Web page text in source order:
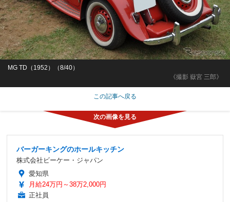
《撮影 嶽宮 三郎》
MG TD（1952）（8/40）
この記事へ戻る
バーガーキングのホールキッチン
株式会社ビーケー・ジャパン
愛知県
月給24万円～38万2,000円
正社員